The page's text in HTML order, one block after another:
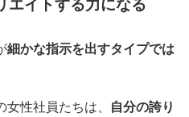
エイトする力になる
細かな指示を出すタイプでは
性社員たちは、
自分の誇り